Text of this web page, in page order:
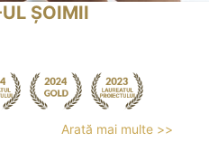
ȘOIMII
Arată mai multe >>